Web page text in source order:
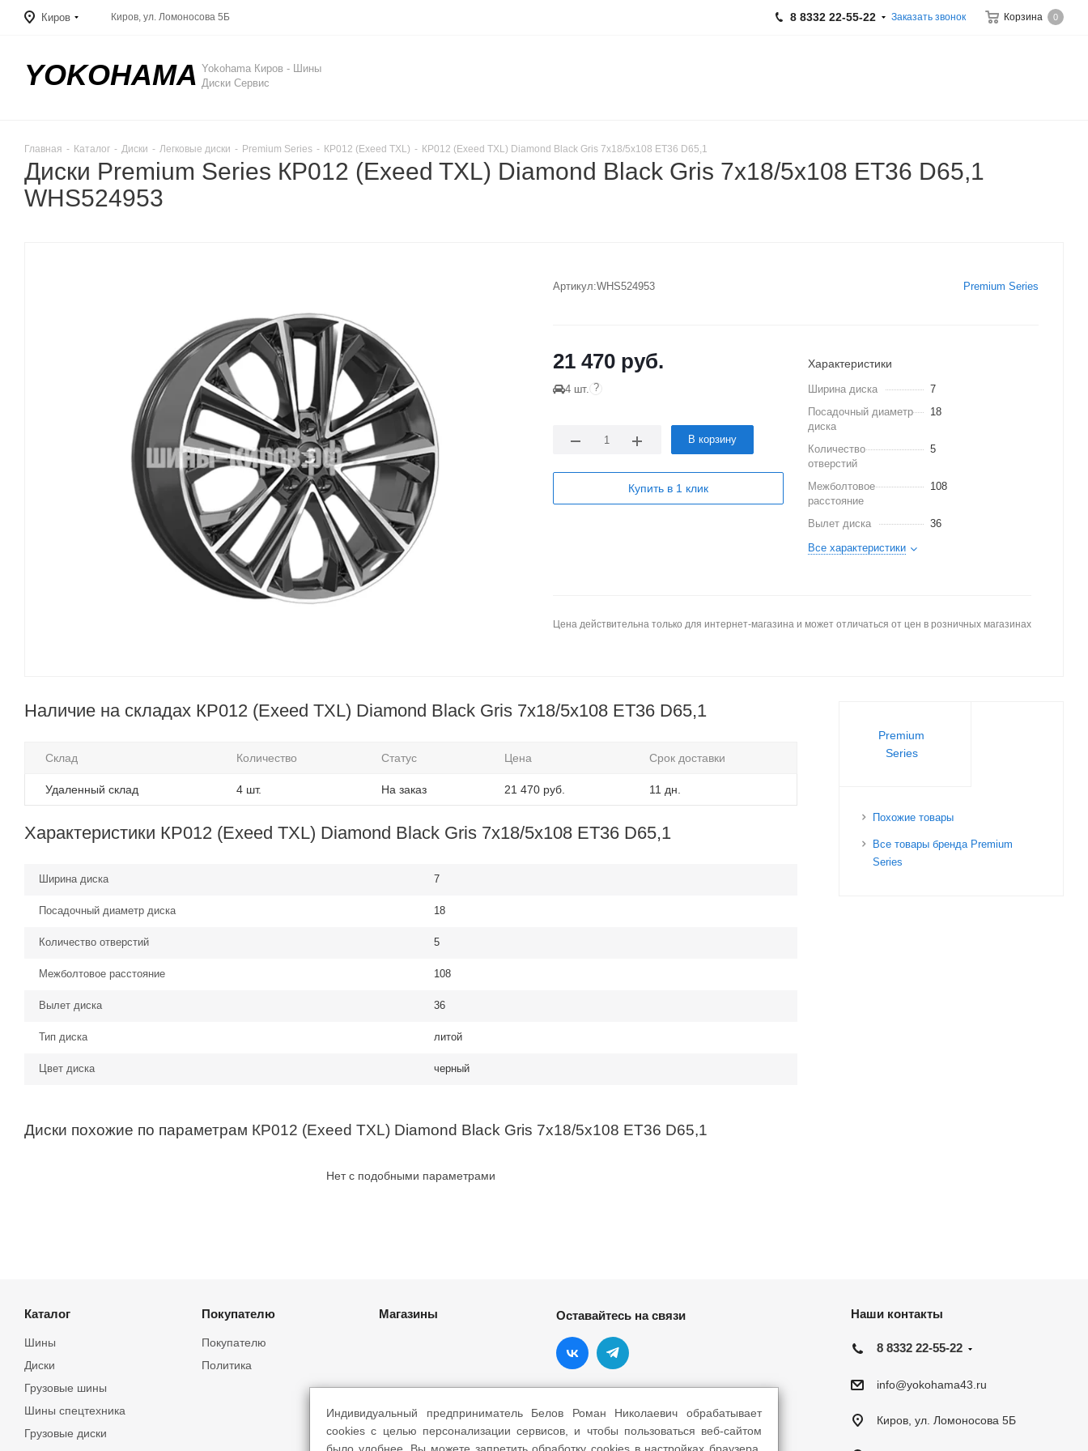
Киров Корзина 0
Киров, ул. Ломоносова 5Б 8 8332 22-55-22 Заказать звонок
YOKOHAMA Yokohama Киров - Шины
Диски Сервис
Главная - Каталог - Диски - Легковые диски - Premium Series - КР012 (Exeed TXL) - КР012 (Exeed TXL) Diamond Black Gris 7x18/5x108 ET36 D65,1
Диски Premium Series КР012 (Exeed TXL) Diamond Black Gris 7x18/5x108 ET36 D65,1
WHS524953
Артикул:WHS524953 Premium Series
21 470 руб.
4 шт. ?
В корзину
Купить в 1 клик
Характеристики
Ширина диска
7
Посадочный диаметр
диска
18
Количество
отверстий
5
Межболтовое
расстояние
108
Вылет диска
36
Все характеристики
Цена действительна только для интернет-магазина и может отличаться от цен в розничных магазинах
Наличие на складах КР012 (Exeed TXL) Diamond Black Gris 7x18/5x108 ET36 D65,1
Склад Количество Статус Цена Срок доставки
Удаленный склад 4 шт. На заказ 21 470 руб. 11 дн.
Характеристики КР012 (Exeed TXL) Diamond Black Gris 7x18/5x108 ET36 D65,1
Ширина диска 7
Посадочный диаметр диска 18
Количество отверстий 5
Межболтовое расстояние 108
Вылет диска 36
Тип диска литой
Цвет диска черный
Диски похожие по параметрам КР012 (Exeed TXL) Diamond Black Gris 7x18/5x108 ET36 D65,1
Нет с подобными параметрами
Premium
Series
Похожие товары
Все товары бренда Premium
Series
Каталог
Шины
Грузовые шины
Шины спецтехника
Диски
Грузовые диски
Покупателю
Покупателю
Политика
Магазины Оставайтесь на связи Наши контакты
8 8332 22-55-22
info@yokohama43.ru
Киров, ул. Ломоносова 5Б
Индивидуальный предприниматель Белов Роман Николаевич обрабатывает
cookies с целью персонализации сервисов, и чтобы пользоваться веб-сайтом